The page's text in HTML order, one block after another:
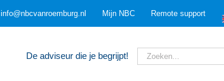
info@nbcvanroemburg.nl Mijn NBC Remote support
De adviseur die je begrijpt!
Zoeken
naar: